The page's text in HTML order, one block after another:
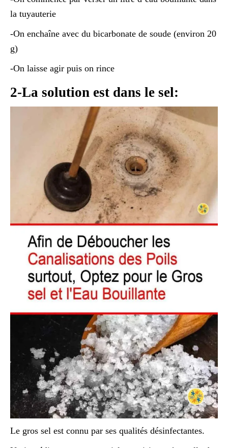
la tuyauterie
-On enchaîne avec du bicarbonate de soude (environ 20
g)
-On laisse agir puis on rince
2-La solution est dans le sel:
Le gros sel est connu par ses qualités désinfectantes.